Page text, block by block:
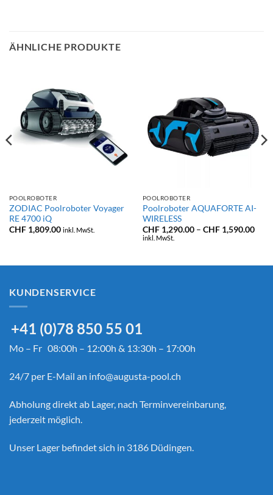
ÄHNLICHE PRODUKTE
POOLROBOTER
ZODIAC Poolroboter Voyager
RE 4700 iQ
CHF1,809.00 inkl. MwSt.
POOLROBOTER
Poolroboter AQUAFORTE AI-
WIRELESS
CHF1,290.00 – CHF1,590.00
inkl. MwSt.
KUNDENSERVICE
+41 (0)78 850 55 01
Mo – Fr 08:00h – 12:00h & 13:30h – 17:00h
24/7 per E-Mail an info@augusta-pool.ch
Abholung direkt ab Lager, nach Terminvereinbarung,
jederzeit möglich.
Unser Lager befindet sich in 3186 Düdingen.